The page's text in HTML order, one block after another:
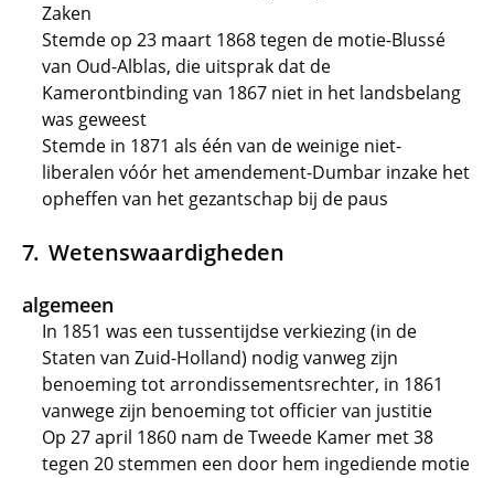
Zaken
Stemde op 23 maart 1868 tegen de motie-Blussé
van Oud-Alblas, die uitsprak dat de
Kamerontbinding van 1867 niet in het landsbelang
was geweest
Stemde in 1871 als één van de weinige niet-
liberalen vóór het amendement-Dumbar inzake het
opheffen van het gezantschap bij de paus
Wetenswaardigheden
algemeen
In 1851 was een tussentijdse verkiezing (in de
Staten van Zuid-Holland) nodig vanweg zijn
benoeming tot arrondissementsrechter, in 1861
vanwege zijn benoeming tot officier van justitie
Op 27 april 1860 nam de Tweede Kamer met 38
tegen 20 stemmen een door hem ingediende motie